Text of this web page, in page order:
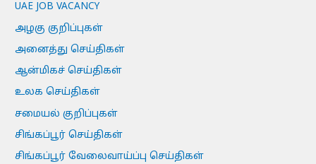
UAE JOB VACANCY
அழகு குறிப்புகள்
அனைத்து செய்திகள்
ஆன்மிகச் செய்திகள்
உலக செய்திகள்
சமையல் குறிப்புகள்
சிங்கப்பூர் செய்திகள்
சிங்கப்பூர் வேலைவாய்ப்பு செய்திகள்